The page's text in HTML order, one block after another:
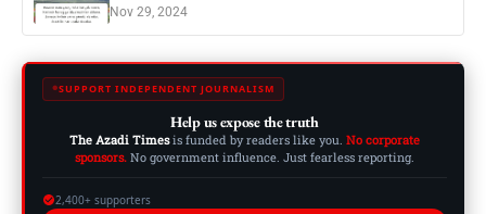
Nov 29, 2024
SUPPORT INDEPENDENT JOURNALISM
Help us expose the truth
The Azadi Timesis funded by readers like you. No corporate
sponsors. No government influence. Just fearless reporting.
2,400+ supporters